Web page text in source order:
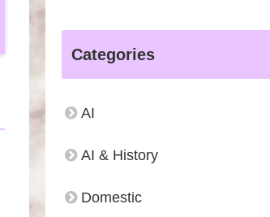
Categories
AI
AI & History
Domestic